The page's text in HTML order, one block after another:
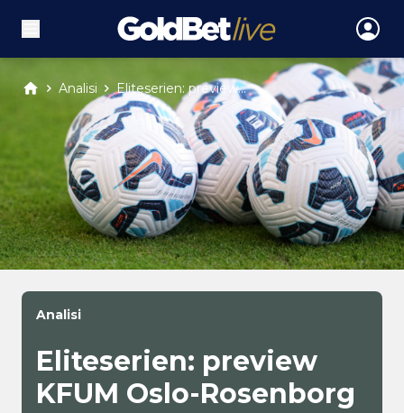
Analisi Eliteserien: preview...
Analisi
Eliteserien: preview
KFUM Oslo-Rosenborg